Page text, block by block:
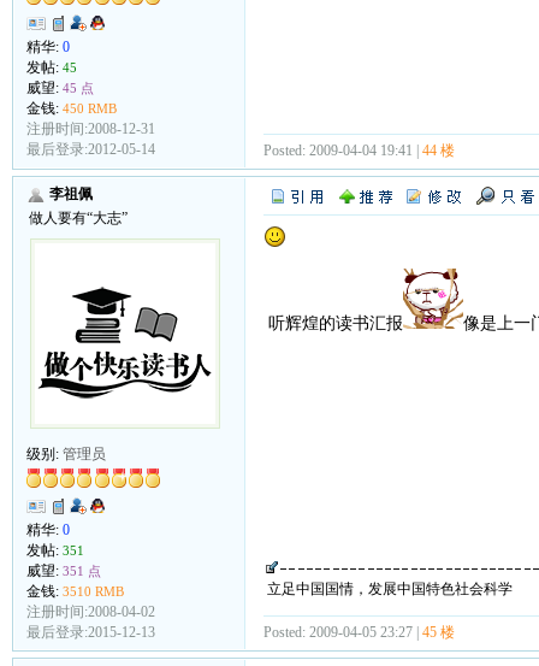
精华: 0
发帖: 45
威望: 45 点
金钱: 450 RMB
注册时间:2008-12-31
最后登录:2012-05-14
Posted: 2009-04-04 19:41 | 44 楼
李祖佩
做人要有“大志”
级别: 管理员
精华: 0
发帖: 351
威望: 351 点
金钱: 3510 RMB
注册时间:2008-04-02
最后登录:2015-12-13
听辉煌的读书汇报 像是上一
立足中国国情，发展中国特色社会科学
Posted: 2009-04-05 23:27 | 45 楼